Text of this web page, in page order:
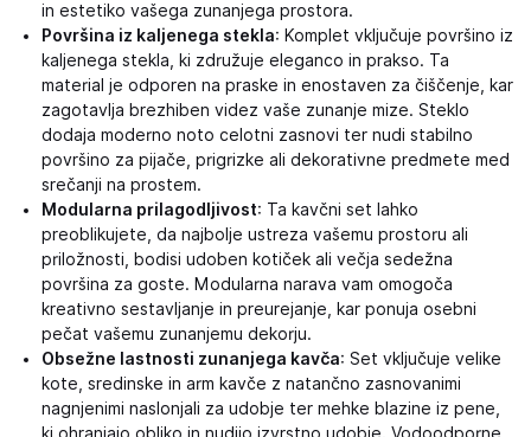
in estetiko vašega zunanjega prostora.
Površina iz kaljenega stekla: Komplet vključuje površino iz
kaljenega stekla, ki združuje eleganco in prakso. Ta
material je odporen na praske in enostaven za čiščenje, kar
zagotavlja brezhiben videz vaše zunanje mize. Steklo
dodaja moderno noto celotni zasnovi ter nudi stabilno
površino za pijače, prigrizke ali dekorativne predmete med
srečanji na prostem.
Modularna prilagodljivost: Ta kavčni set lahko
preoblikujete, da najbolje ustreza vašemu prostoru ali
priložnosti, bodisi udoben kotiček ali večja sedežna
površina za goste. Modularna narava vam omogoča
kreativno sestavljanje in preurejanje, kar ponuja osebni
pečat vašemu zunanjemu dekorju.
Obsežne lastnosti zunanjega kavča: Set vključuje velike
kote, sredinske in arm kavče z natančno zasnovanimi
nagnjenimi naslonjali za udobje ter mehke blazine iz pene,